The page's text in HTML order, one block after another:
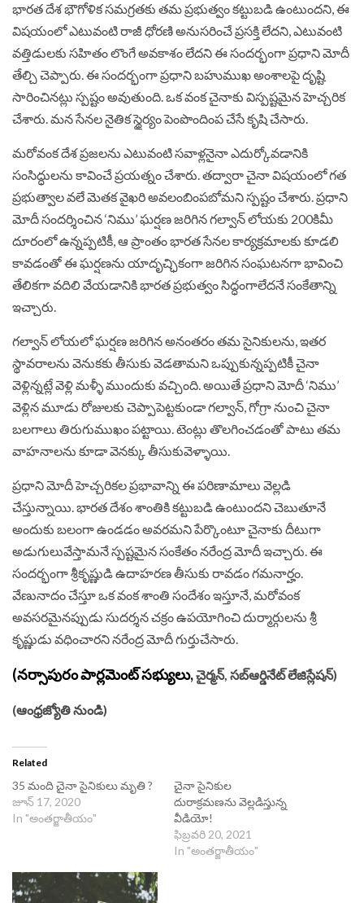
భారత దేశ భౌగోళిక సమగ్రతకు తమ ప్రభుత్వం కట్టుబడి ఉంటుందని, ఈ
విషయంలో ఎటువంటి రాజీ ధోరణి అనుసరించే ప్రసక్తి లేదని, ఎటువంటి
వత్తిడులకు సహితం లొంగే అవకాశం లేదని ఈ సందర్భంగా ప్రధాని మోదీ
తేల్చి చెప్పారు. ఈ సందర్భంగా ప్రధాని బహుముఖ అంశాలపై దృష్టి
సారించినట్లు స్పష్టం అవుతుంది. ఒక వంక చైనాకు విస్పష్టమైన హెచ్చరిక
చేశారు. మన సేనల నైతిక స్థైర్యం పెంపొందింప చేసే కృషి చేసారు.
మరోవంక దేశ ప్రజలను ఎటువంటి సవాళ్లనైనా ఎదుర్కోవడానికి
సంసిద్ధులను కావించే ప్రయత్నం చేశారు. తద్వారా చైనా విషయంలో గత
ప్రభుత్వాల వలే మెతక వైఖరి అవలంబింపబోమని స్పష్టం చేశారు. ప్రధాని
మోదీ సందర్శించిన ‘నిము’ ఘర్షణ జరిగిన గల్వాన్‌ లోయకు 200కిమీ
దూరంలో ఉన్నప్పటికీ, ఆ ప్రాంతం భారత సేనల కార్యక్రమాలకు కూడలి
కావడంతో ఈ ఘర్షణను యాదృచ్ఛికంగా జరిగిన సంఘటనగా భావించి
తేలికగా వదిలి వేయడానికి భారత ప్రభుత్వం సిద్ధంగాలేదనే సంకేతాన్ని
ఇచ్చారు.
గల్వాన్‌ లోయలో ఘర్షణ జరిగిన అనంతరం తమ సైనికులను, ఇతర
స్థావరాలను వెనుకకు తీసుకు వెడతామని ఒప్పుకున్నప్పటికీ చైనా
వెళ్లిన్నట్లే వెళ్లి మళ్ళీ ముందుకు వచ్చింది. అయితే ప్రధాని మోదీ ‘నిము’
వెళ్లిన మూడు రోజులకు చెప్పాపెట్టకుండా గల్వాన్‌, గోగ్రా నుంచి చైనా
బలగాలు తిరుగుముఖం పట్టాయి. టెంట్లు తొలగించడంతో పాటు తమ
వాహనాలను కూడా వెనక్కు తీసుకువెళ్ళాయి.
ప్రధాని మోదీ హెచ్చరికల ప్రభావాన్ని ఈ పరిణామాలు వెల్లడి
చేస్తున్నాయి. భారత దేశం శాంతికి కట్టుబడి ఉంటుందని చెబుతూనే
అందుకు బలంగా ఉండడం అవరమని పేర్కొంటూ చైనాకు దీటుగా
అడుగులువేస్తామనే స్పష్టమైన సంకేతం నరేంద్ర మోదీ ఇచ్చారు. ఈ
సందర్భంగా శ్రీకృష్ణుడి ఉదాహరణ తీసుకు రావడం గమనార్హం.
వేణునాదం చేస్తూ ఒక వంక శాంతి సందేశం ఇస్తూనే, మరోవంక
అవసరమైనప్పుడు సుదర్శన చక్రం ఉపయోగించి దుర్మార్గులను శ్రీ
కృష్ణుడు వధించారని నరేంద్ర మోదీ గుర్తుచేసారు.
(నర్సాపురం పార్లమెంట్‌ సభ్యులు,చైర్మన్‌, సబ్‌ఆర్డినేట్‌ లేజిస్లేషన్)‌
(ఆంధ్రజ్యోతి నుండి)
Related
35 మంది చైనా సైనికులు మృతి ?
జూన్ 17, 2020
In "అంతర్జాతీయం"
చైనా సైనికుల
దురాక్రమణను వెల్లడిస్తున్న
వీడియో!
ఫిబ్రవరి 20, 2021
In "అంతర్జాతీయం"